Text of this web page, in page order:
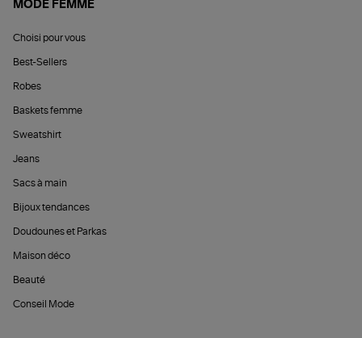
MODE FEMME
Choisi pour vous
Best-Sellers
Robes
Baskets femme
Sweatshirt
Jeans
Sacs à main
Bijoux tendances
Doudounes et Parkas
Maison déco
Beauté
Conseil Mode